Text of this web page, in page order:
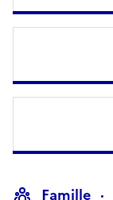
Famille